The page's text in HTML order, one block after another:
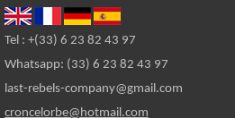
Tel : +(33) 6 23 82 43 97
Whatsapp: (33) 6 23 82 43 97
last-rebels-company@gmail.com
croncelorbe@hotmail.com